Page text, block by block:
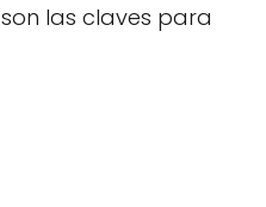
las claves para